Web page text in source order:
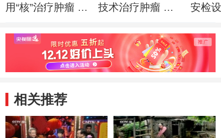
用“核”治疗肿瘤 是
程碑
技术治疗肿瘤 精
感染
安检
可
相关推荐